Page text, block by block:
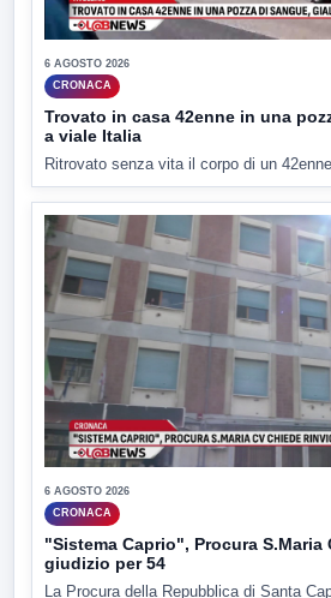
6 AGOSTO 2026
CRONACA
Trovato in casa 42enne in una
a viale Italia
Ritrovato senza vita il corpo di un 42enne
6 AGOSTO 2026
CRONACA
"Sistema Caprio", Procura S.Maria
giudizio per 54
La Procura della Repubblica di Santa